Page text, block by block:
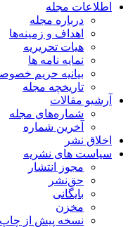
اطلاعات مجله
درباره مجله
اهداف و زمینه‌ها
هیات تحریریه
نمایه نامه ها
بیانیه حریم
تاریخچه مجله
آرشیو مقالات
شماره‌های مجله
آخرین شماره
اخلاق نشر
سیاست های نشریه
مجوز انتشار
حق‌نشر
بایگانی
مخزن
نسخه پیش از چاپ